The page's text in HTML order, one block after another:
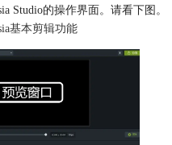
Studio的操作界面。请看下图。
基本剪辑功能